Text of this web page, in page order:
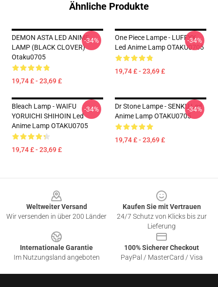
Ähnliche Produkte
DEMON ASTA LED ANIME
LAMP (BLACK CLOVER)
Otaku0705
19,74 £ - 23,69 £
-34%
One Piece Lampe - LUFFYX
Led Anime Lamp OTAKU0705
19,74 £ - 23,69 £
-34%
Bleach Lamp - WAIFU
YORUICHI SHIHOIN Led
Anime Lamp OTAKU0705
19,74 £ - 23,69 £
-34%
Dr Stone Lampe - SENKU Led
Anime Lamp OTAKU0705
19,74 £ - 23,69 £
-34%
Weltweiter Versand
Wir versenden in über 200 Länder
Kaufen Sie mit Vertrauen
24/7 Schutz von Klicks bis zur
Lieferung
Internationale Garantie
Im Nutzungsland angeboten
100% Sicherer Checkout
PayPal / MasterCard / Visa